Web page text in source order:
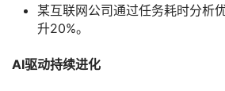
某互联网公司通过任务耗时分析
升20%。
AI驱动持续进化